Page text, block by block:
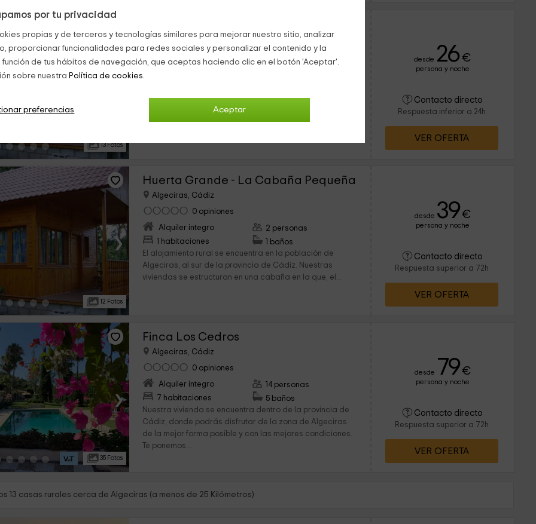
por tu privacidad
propias y de terceros y tecnologías similares para mejorar nuestro sitio, analizar
proporcionar funcionalidades para redes sociales y personalizar el contenido y la
de tus hábitos de navegación, que aceptas haciendo clic en el botón 'Aceptar'.
sobre nuestra Política de cookies.
Aceptar
preferencias
›
13 Fotos
Algeciras, Cádiz
0 opiniones
La vivienda rural se encuentra, exactamente, en
Algeciras, dentro de la provincia de Cádiz. Como su
propio nombre indica, nuestras viviendas son cabañas de
desde 26 €
persona y noche
Contacto directo
Respuesta inferior a 24h
VER OFERTA
›
12 Fotos
Huerta Grande - La Cabaña Pequeña
Algeciras, Cádiz
0 opiniones
Alquiler íntegro
1 habitaciones
2 personas
1 baños
El alojamiento rural se encuentra en la población de
Algeciras, al sur de la provincia de Cádiz. Nuestras
viviendas se estructuran en una cabaña en la que, el...
desde 39€
persona y noche
Contacto directo
Respuesta superior a 72h
VER OFERTA
›
35 Fotos
Finca Los Cedros
Algeciras, Cádiz
0 opiniones
Alquiler íntegro
7 habitaciones
14 personas
5 baños
Nuestra vivienda se encuentra dentro de la provincia de
Cádiz, donde podrás disfrutar de la zona de Algeciras
de la mejor forma posible y con las mejores condiciones.
Te ponemos...
desde 79€
persona y noche
Contacto directo
Respuesta superior a 72h
VER OFERTA
13 casas rurales cerca de Algeciras (a menos de 25 Kilómetros)